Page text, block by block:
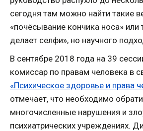
сегодня там можно найти такие
«почёсывание кончика носа» или
делает селфи», но научного
В сентябре 2018 года на 39
комиссар по правам человека в
«Психическое здоровье и права
отмечает, что необходимо
многочисленные нарушения и
психиатрических учреждениях.